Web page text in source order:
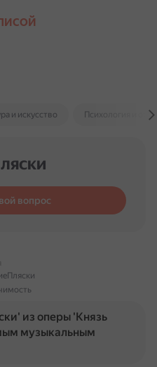
и искусство Психология и
вопрос
из оперы 'Князь
музыкальным